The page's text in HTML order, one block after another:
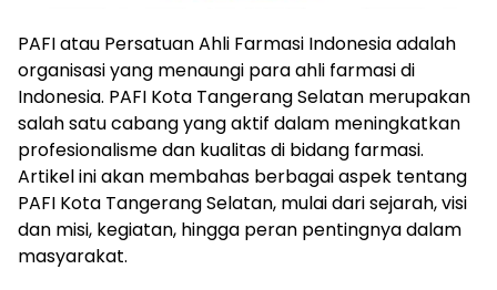
PAFI atau Persatuan Ahli Farmasi Indonesia adalah
organisasi yang menaungi para ahli farmasi di
Indonesia. PAFI Kota Tangerang Selatan merupakan
salah satu cabang yang aktif dalam meningkatkan
profesionalisme dan kualitas di bidang farmasi.
Artikel ini akan membahas berbagai aspek tentang
PAFI Kota Tangerang Selatan, mulai dari sejarah, visi
dan misi, kegiatan, hingga peran pentingnya dalam
masyarakat.